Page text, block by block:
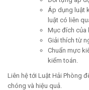
Áp dụng luật
luật có liên
Mục đích của
Giải thích từ
Chuẩn mực
kiểm toán.
Liên hệ tới Luật Hải Phòng
chóng và hiệu quả.